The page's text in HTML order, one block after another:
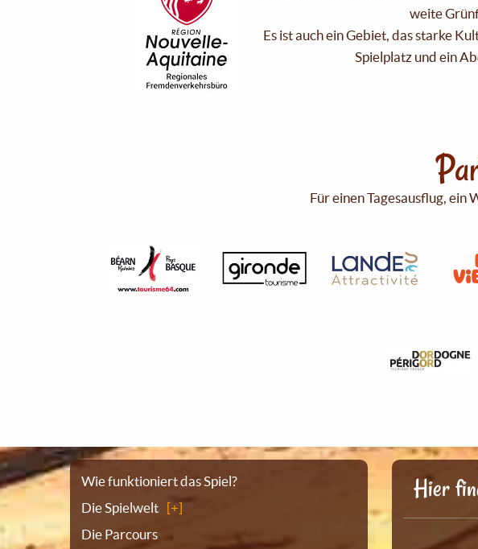
weite
Es ist auch ein Gebiet, das starke
Spielplatz und ein
Für einen Tagesausflug, ein
Sitemap
Wie funktioniert das Spiel?
Die Spielwelt
Die Parcours
Hier